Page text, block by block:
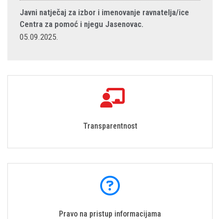
Javni natječaj za izbor i imenovanje ravnatelja/ice
Centra za pomoć i njegu Jasenovac.
05.09.2025.
Transparentnost
Pravo na pristup informacijama